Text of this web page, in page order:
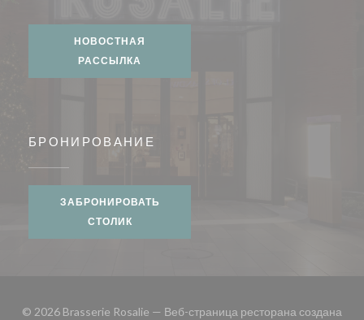
НОВОСТНАЯ
РАССЫЛКА
БРОНИРОВАНИЕ
ЗАБРОНИРОВАТЬ
СТОЛИК
© 2026 Brasserie Rosalie — Веб-страница ресторана создана